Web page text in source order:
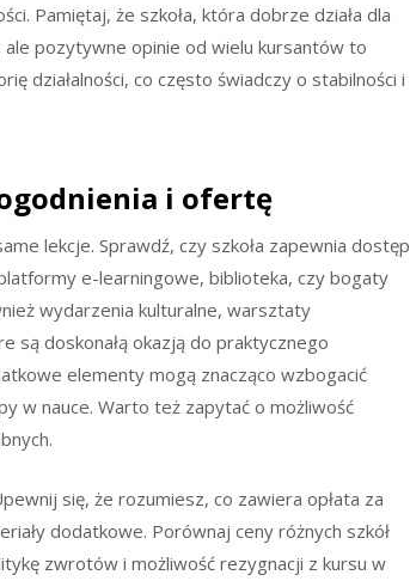
Pamiętaj, że szkoła, która dobrze działa dla
ale pozytywne opinie od wielu kursantów to
działalności, co często świadczy o stabilności i
i ofertę
lekcje. Sprawdź, czy szkoła zapewnia dostęp
e-learningowe, biblioteka, czy bogaty
wydarzenia kulturalne, warsztaty
są doskonałą okazją do praktycznego
elementy mogą znacząco wzbogacić
w nauce. Warto też zapytać o możliwość
się, że rozumiesz, co zawiera opłata za
dodatkowe. Porównaj ceny różnych szkół
zwrotów i możliwość rezygnacji z kursu w